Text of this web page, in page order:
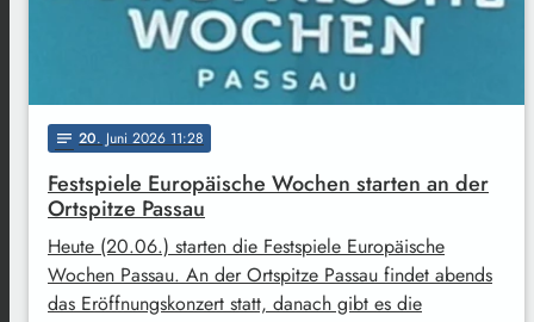
notes 20. Juni 2026 11:28
Festspiele Europäische Wochen starten an der
Ortspitze Passau
Heute (20.06.) starten die Festspiele Europäische
Wochen Passau. An der Ortspitze Passau findet abends
das Eröffnungskonzert statt, danach gibt es die